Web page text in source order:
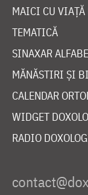
MAICI CU VIAȚĂ
TEMATICĂ
SINAXAR
MĂNĂSTIRI ȘI
CALENDAR
WIDGET
RADIO